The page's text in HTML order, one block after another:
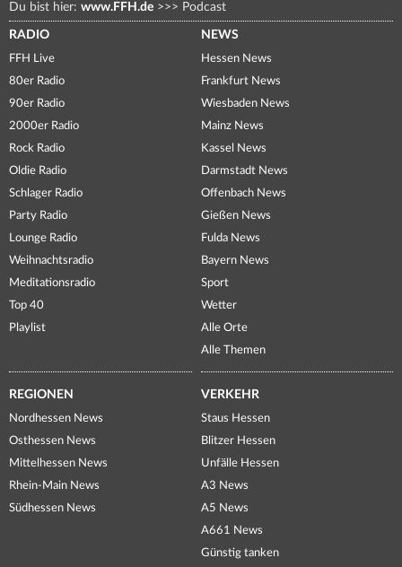
Du bist hier: www.FFH.de >>> Podcast
RADIO
FFH Live
80er Radio
90er Radio
2000er Radio
Rock Radio
Oldie Radio
Schlager Radio
Party Radio
Lounge Radio
Weihnachtsradio
Meditationsradio
Top 40
Playlist
NEWS
Hessen News
Frankfurt News
Wiesbaden News
Mainz News
Kassel News
Darmstadt News
Offenbach News
Gießen News
Fulda News
Bayern News
Sport
Wetter
Alle Orte
Alle Themen
REGIONEN
Nordhessen News
Osthessen News
Mittelhessen News
Rhein-Main News
Südhessen News
VERKEHR
Staus Hessen
Blitzer Hessen
Unfälle Hessen
A3 News
A5 News
A661 News
Günstig tanken